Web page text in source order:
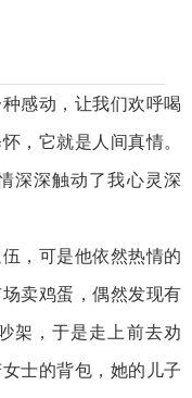
感动，让我们欢呼喝
，它就是人间真情。
深深触动了我心灵深
，可是他依然热情的
卖鸡蛋，偶然发现有
架，于是走上前去劝
士的背包，她的儿子